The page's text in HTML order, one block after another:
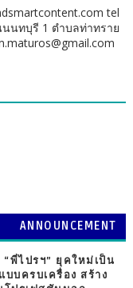
tel
นทบุรี 1 ตำบลท่าทราย
ANNOUNCEMENT
พี่ไปรฯ” ยุคใหม่เป็น
บครบเครื่อง สร้าง